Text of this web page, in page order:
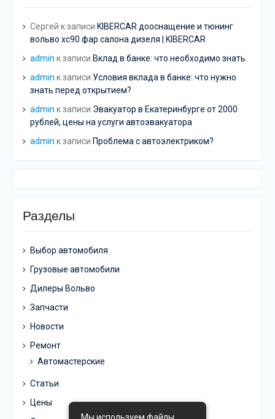
Сергей к записи KIBERCAR дооснащение и тюнинг
вольво хс90 фар салона дизеля | KIBERCAR
admin к записи Вклад в банке: что необходимо знать
admin к записи Условия вклада в банке: что нужно
знать перед открытием?
admin к записи Эвакуатор в Екатеринбурге от 2000
рублей, цены на услуги автоэвакуатора
admin к записи Проблема с автоэлектриком?
Разделы
Выбор автомобиля
Грузовые автомобили
Дилеры Вольво
Запчасти
Новости
Ремонт
Автомастерские
Статьи
Цены